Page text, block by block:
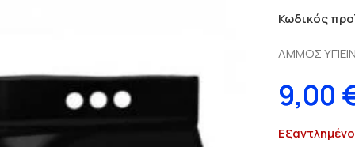
Κωδικός
ΑΜΜΟΣ
9,00
Εξαντλημένο